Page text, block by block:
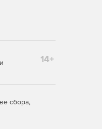
14+
сбора,